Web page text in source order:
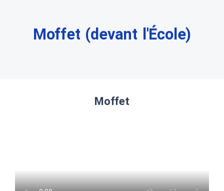
Moffet (devant l'École)
Moffet